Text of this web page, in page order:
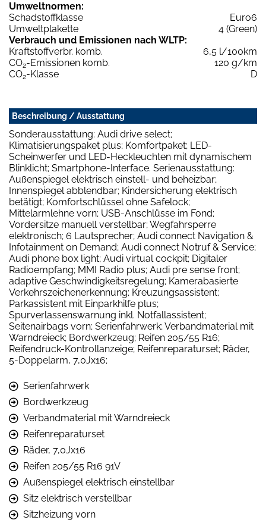
Umweltnormen:
Schadstoffklasse
Euro6
Umweltplakette
4 (Green)
Verbrauch und Emissionen nach WLTP:
Kraftstoffverbr. komb.
6,5 l/100km
CO2-Emissionen komb.
120 g/km
CO2-Klasse D
Beschreibung / Ausstattung
Sonderausstattung: Audi drive select;
Klimatisierungspaket plus; Komfortpaket; LED-
Scheinwerfer und LED-Heckleuchten mit dynamischem
Blinklicht; Smartphone-Interface. Serienausstattung:
Außenspiegel elektrisch einstell- und beheizbar;
Innenspiegel abblendbar; Kindersicherung elektrisch
betätigt; Komfortschlüssel ohne Safelock;
Mittelarmlehne vorn; USB-Anschlüsse im Fond;
Vordersitze manuell verstellbar; Wegfahrsperre
elektronisch; 6 Lautsprecher; Audi connect Navigation &
Infotainment on Demand; Audi connect Notruf & Service;
Audi phone box light; Audi virtual cockpit; Digitaler
Radioempfang; MMI Radio plus; Audi pre sense front;
adaptive Geschwindigkeitsregelung; Kamerabasierte
Verkehrszeichenerkennung; Kreuzungsassistent;
Parkassistent mit Einparkhilfe plus;
Spurverlassenswarnung inkl. Notfallassistent;
Seitenairbags vorn; Serienfahrwerk; Verbandmaterial mit
Warndreieck; Bordwerkzeug; Reifen 205/55 R16;
Reifendruck-Kontrollanzeige; Reifenreparaturset; Räder,
5-Doppelarm, 7,0Jx16;
Serienfahrwerk
Bordwerkzeug
Verbandmaterial mit Warndreieck
Reifenreparaturset
Räder, 7,0Jx16
Reifen 205/55 R16 91V
Außenspiegel elektrisch einstellbar
Sitz elektrisch verstellbar
Sitzheizung vorn